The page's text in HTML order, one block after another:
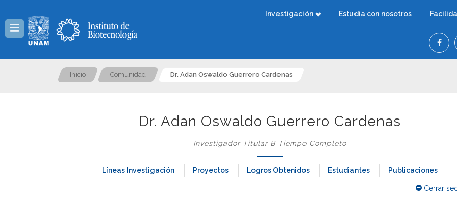
Investigación Estudia con nosotros
Inicio Comunidad Dr. Adan Oswaldo Guerrero Cardenas
Dr. Adan Oswaldo Guerrero Cardenas
Investigador Titular B Tiempo Completo
Líneas Investigación Proyectos Logros Obtenidos Estudiantes Publicaciones
Cerrar